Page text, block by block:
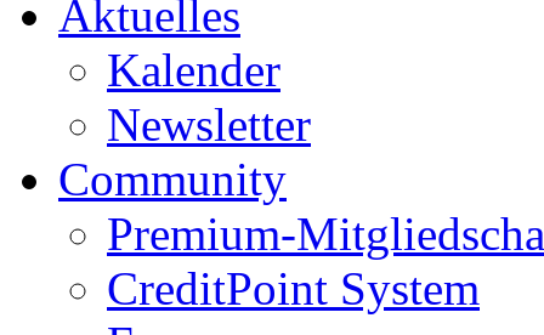
Aktuelles
Kalender
Newsletter
Community
Premium-
CreditPoint System